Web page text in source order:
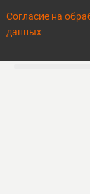
Согласие на
данных